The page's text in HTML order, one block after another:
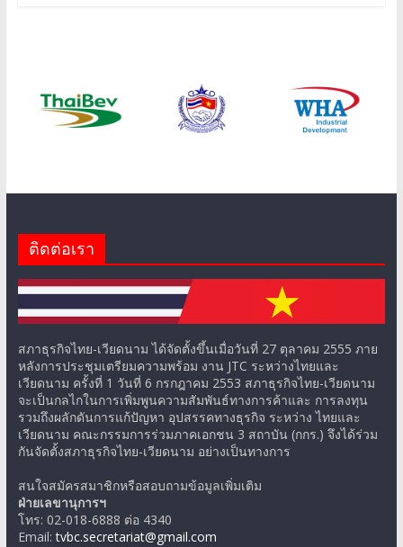
ติดต่อเรา
สภาธุรกิจไทย-เวียดนาม ได้จัดตั้งขึ้นเมื่อวันที่ 27 ตุลาคม 2555 ภาย
หลังการประชุมเตรียมความพร้อม งาน JTC ระหว่างไทยและ
เวียดนาม ครั้งที่ 1 วันที่ 6 กรกฎาคม 2553 สภาธุรกิจไทย-เวียดนาม
จะเป็นกลไกในการเพิ่มพูนความสัมพันธ์ทางการค้าและ การลงทุน
รวมถึงผลักดันการแก้ปัญหา อุปสรรคทางธุรกิจ ระหว่าง ไทยและ
เวียดนาม คณะกรรมการร่วมภาคเอกชน 3 สถาบัน (กกร.) จึงได้ร่วม
กันจัดตั้งสภาธุรกิจไทย-เวียดนาม อย่างเป็นทางการ
สนใจสมัครสมาชิกหรือสอบถามข้อมูลเพิ่มเติม
ฝ่ายเลขานุการฯ
โทร: 02-018-6888 ต่อ 4340
Email:tvbc.secretariat@gmail.com